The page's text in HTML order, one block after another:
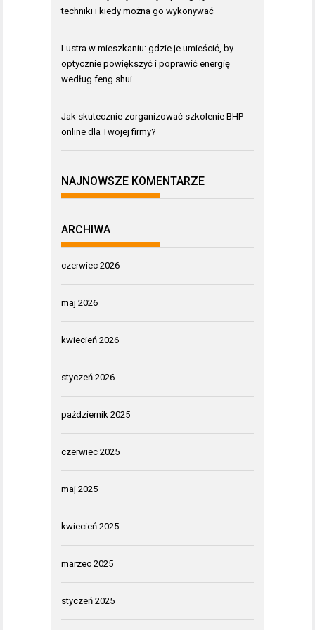
techniki i kiedy można go wykonywać
Lustra w mieszkaniu: gdzie je umieścić, by
optycznie powiększyć i poprawić energię
według feng shui
Jak skutecznie zorganizować szkolenie BHP
online dla Twojej firmy?
NAJNOWSZE KOMENTARZE
ARCHIWA
czerwiec 2026
maj 2026
kwiecień 2026
styczeń 2026
październik 2025
czerwiec 2025
maj 2025
kwiecień 2025
marzec 2025
styczeń 2025